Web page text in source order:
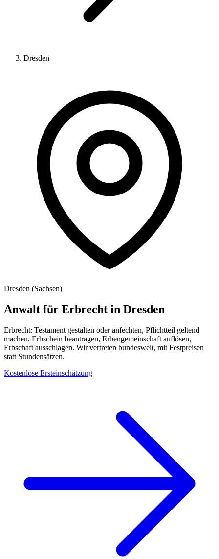
Dresden
Dresden (Sachsen)
Anwalt für Erbrecht in Dresden
Erbrecht: Testament gestalten oder anfechten, Pflichtteil geltend
machen, Erbschein beantragen, Erbengemeinschaft auflösen,
Erbschaft ausschlagen. Wir vertreten bundesweit, mit Festpreisen
statt Stundensätzen.
Kostenlose Ersteinschätzung